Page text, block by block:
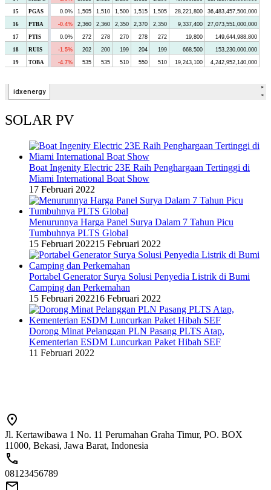
SOLAR PV
Boat Ingenity Electric 23E Raih Penghargaan Tertinggi di
Miami International Boat Show
17 Februari 2022
Menurunnya Harga Panel Surya Dalam 7 Tahun Picu
Tumbuhnya PLTS Global
15 Februari 202215 Februari 2022
Portabel Generator Surya Solusi Penyedia Listrik di Bumi
Camping dan Perkemahan
15 Februari 202216 Februari 2022
Dorong Minat Pelanggan PLN Pasang PLTS Atap,
Kementerian ESDM Luncurkan Paket Hibah SEF
11 Februari 2022
Jl. Kertawibawa 1 No. 11 Perumahan Graha Timur, PO. BOX
11000, Bekasi, Jawa Barat, Indonesia
08123456789